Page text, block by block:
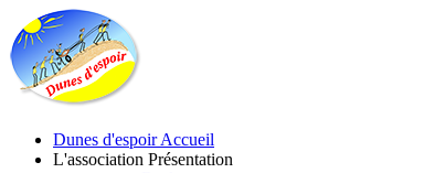
Dunes d'espoir Accueil
L'association Présentation